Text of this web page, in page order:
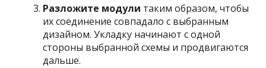
Разложите модули таким образом, чтобы
их соединение совпадало с выбранным
дизайном. Укладку начинают с одной
стороны выбранной схемы и продвигаются
дальше.